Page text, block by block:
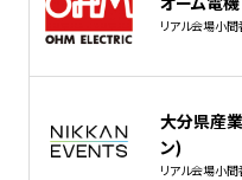
リアル会場小
大分県産
ン)
リアル会場小